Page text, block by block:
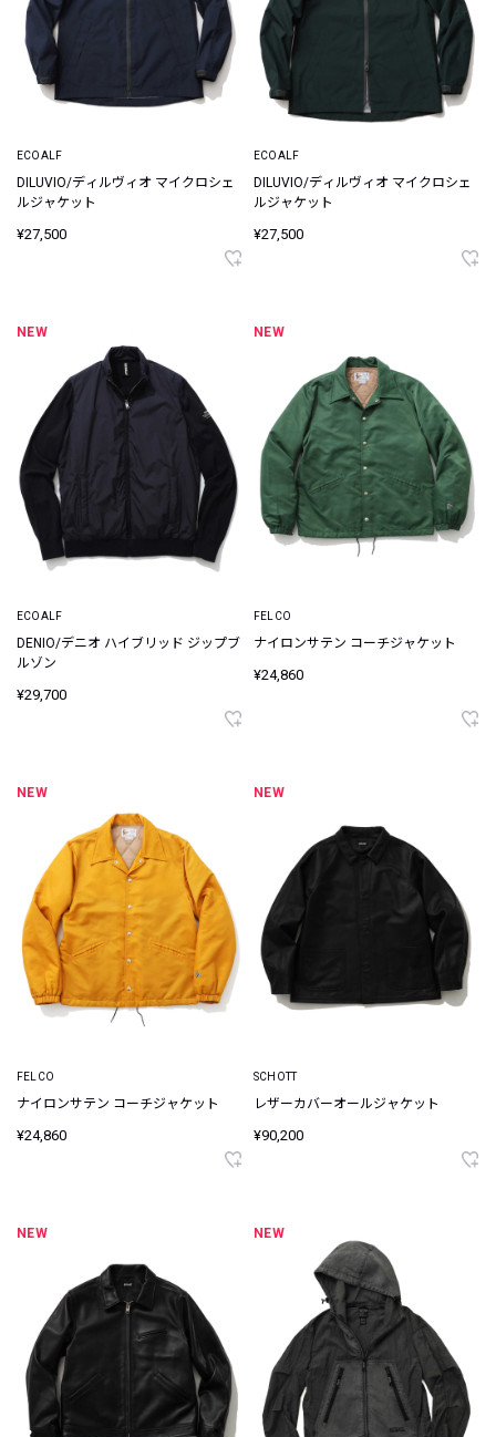
ECOALF
DILUVIO/ディルヴィオ マイクロシェ
ルジャケット
¥27,500
ECOALF
DILUVIO/ディルヴィオ マイクロシェ
ルジャケット
¥27,500
NEW
ECOALF
DENIO/デニオ ハイブリッド ジップブ
ルゾン
¥29,700
NEW
FELCO
ナイロンサテン コーチジャケット
¥24,860
NEW
FELCO
ナイロンサテン コーチジャケット
¥24,860
NEW
SCHOTT
レザーカバーオールジャケット
¥90,200
NEW NEW